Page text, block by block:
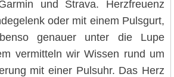
und Strava. Herzfreuenz
oder mit einem Pulsgurt,
genauer unter die Lupe
vermitteln wir Wissen rund um
mit einer Pulsuhr. Das Herz